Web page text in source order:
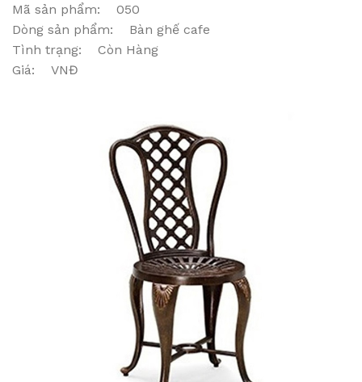
Mã sản phẩm: 050
Dòng sản phẩm: Bàn ghế cafe
Tình trạng: Còn Hàng
Giá: VNĐ